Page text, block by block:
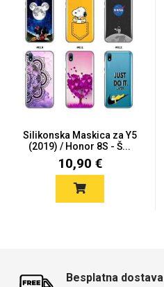
Silikonska Maskica za Y5
(2019) / Honor 8S - Š...
10,90 €
Besplatna dostava